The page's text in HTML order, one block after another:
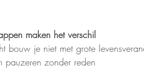
maken het verschil
bouw je niet met grote
pauzeren zonder reden